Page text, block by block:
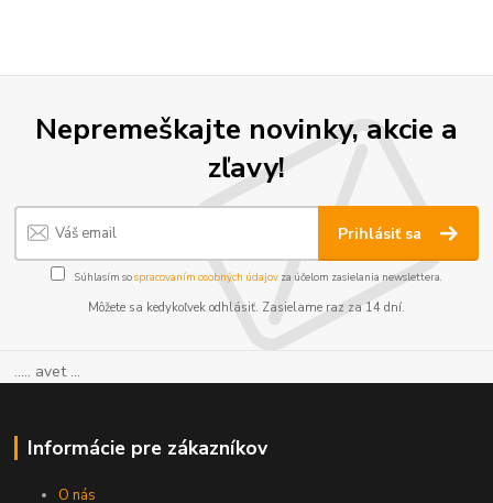
Nepremeškajte novinky, akcie a
zľavy!
Prihlásiť sa
Súhlasím sospracovaním osobných údajov za účelom zasielania newslettera.
Môžete sa kedykoľvek odhlásiť. Zasielame raz za 14 dní.
..... avet ...
Informácie pre zákazníkov
O nás